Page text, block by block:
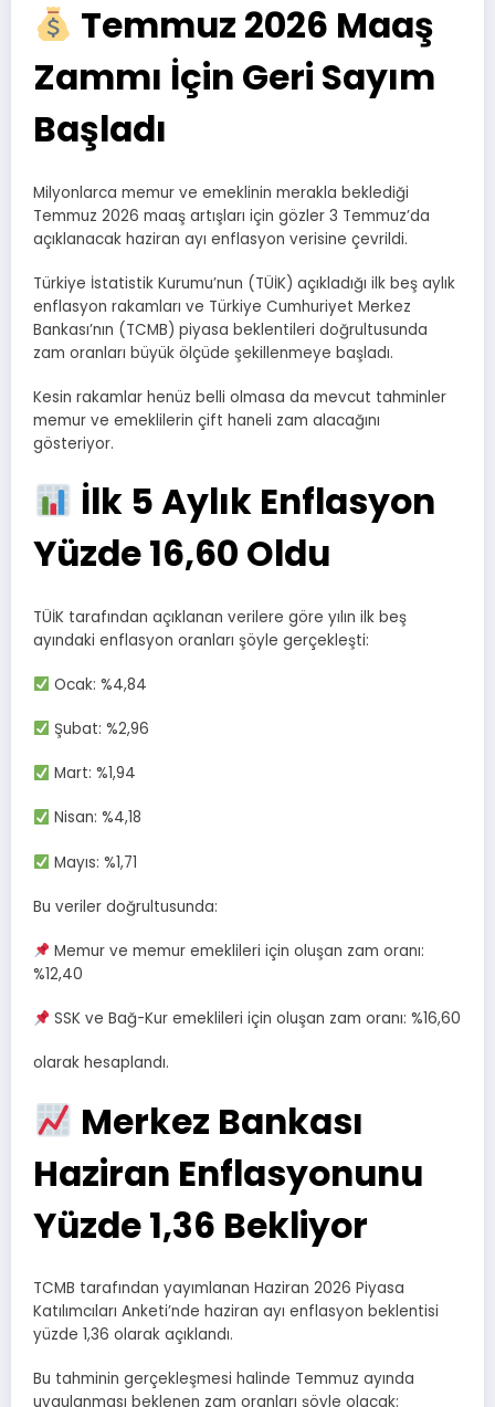
Temmuz 2026 Maaş
Zammı İçin Geri Sayım
Başladı
Milyonlarca memur ve emeklinin merakla beklediği
Temmuz 2026 maaş artışları için gözler 3 Temmuz’da
açıklanacak haziran ayı enflasyon verisine çevrildi.
Türkiye İstatistik Kurumu’nun (TÜİK) açıkladığı ilk beş aylık
enflasyon rakamları ve Türkiye Cumhuriyet Merkez
Bankası’nın (TCMB) piyasa beklentileri doğrultusunda
zam oranları büyük ölçüde şekillenmeye başladı.
Kesin rakamlar henüz belli olmasa da mevcut tahminler
memur ve emeklilerin çift haneli zam alacağını
gösteriyor.
İlk 5 Aylık Enflasyon
Yüzde 16,60 Oldu
TÜİK tarafından açıklanan verilere göre yılın ilk beş
ayındaki enflasyon oranları şöyle gerçekleşti:
Ocak: %4,84
Şubat: %2,96
Mart: %1,94
Nisan: %4,18
Mayıs: %1,71
Bu veriler doğrultusunda:
Memur ve memur emeklileri için oluşan zam oranı:
%12,40
SSK ve Bağ-Kur emeklileri için oluşan zam oranı: %16,60
olarak hesaplandı.
Merkez Bankası
Haziran Enflasyonunu
Yüzde 1,36 Bekliyor
TCMB tarafından yayımlanan Haziran 2026 Piyasa
Katılımcıları Anketi’nde haziran ayı enflasyon beklentisi
yüzde 1,36 olarak açıklandı.
Bu tahminin gerçekleşmesi halinde Temmuz ayında
uygulanması beklenen zam oranları şöyle olacak: